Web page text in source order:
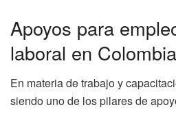
Apoyos para
laboral en Colombia
En materia de trabajo y
siendo uno de los pilares de